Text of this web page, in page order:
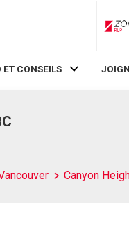
ET CONSEILS
Canyon